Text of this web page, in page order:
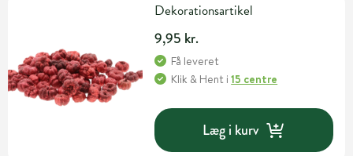
Dekorationsartikel
9,95 kr.
Få leveret
Klik & Hent i15 centre
Læg i kurv